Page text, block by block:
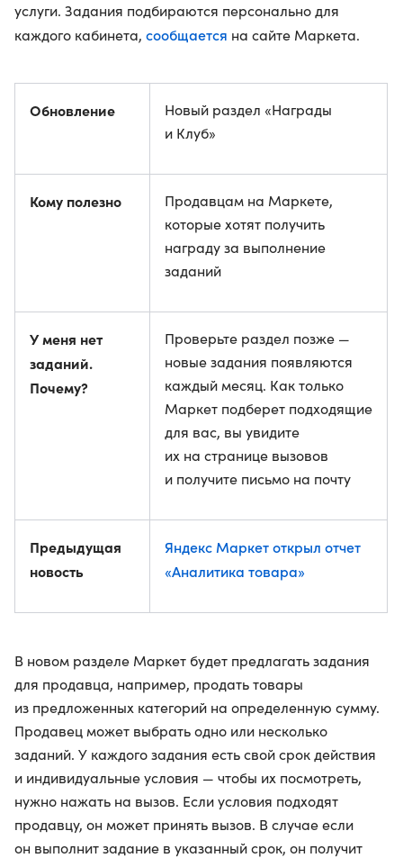
услуги. Задания подбираются персонально для
каждого кабинета, сообщается на сайте Маркета.
Обновление
Новый раздел «Награды
и Клуб»
Кому полезно
Продавцам на Маркете,
которые хотят получить
награду за выполнение
заданий
У меня нет
заданий.
Почему?
Проверьте раздел позже —
новые задания появляются
каждый месяц. Как только
Маркет подберет подходящие
для вас, вы увидите
их на странице вызовов
и получите письмо на почту
Предыдущая
новость
Яндекс Маркет открыл отчет
«Аналитика товара»
В новом разделе Маркет будет предлагать задания
для продавца, например, продать товары
из предложенных категорий на определенную сумму.
Продавец может выбрать одно или несколько
заданий. У каждого задания есть свой срок действия
и индивидуальные условия — чтобы их посмотреть,
нужно нажать на вызов. Если условия подходят
продавцу, он может принять вызов. В случае если
он выполнит задание в указанный срок, он получит